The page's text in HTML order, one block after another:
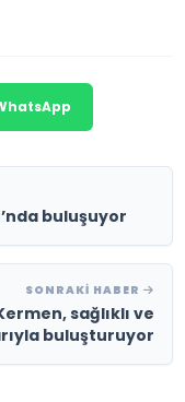
buluşuyor
SONRAKI HABER
sağlıklı ve
buluşturuyor